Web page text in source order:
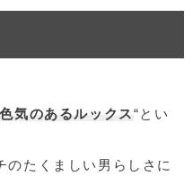
気のあるルックス“とい
のたくましい男らしさに